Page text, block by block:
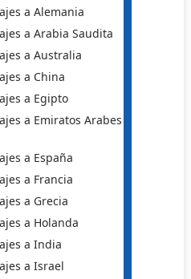
a Alemania
a Arabia Saudita
a Australia
a China
a Egipto
a Emiratos Arabes
a España
a Francia
a Grecia
a Holanda
a India
a Israel